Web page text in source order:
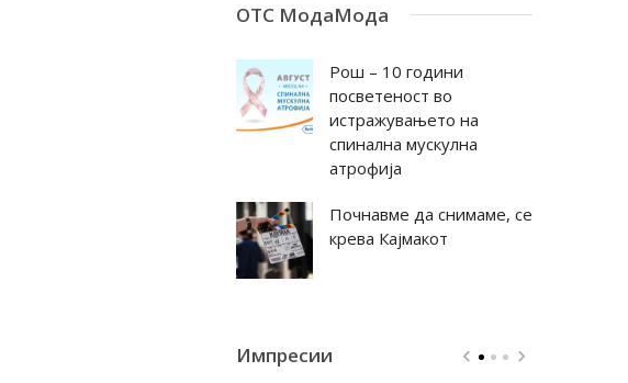
ОТС МодаМода
Рош – 10 години
посветеност во
истражувањето на
спинална мускулна
атрофија
Почнавме да снимаме, се
крева Кајмакот
Импресии